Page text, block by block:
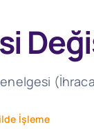
İşleme